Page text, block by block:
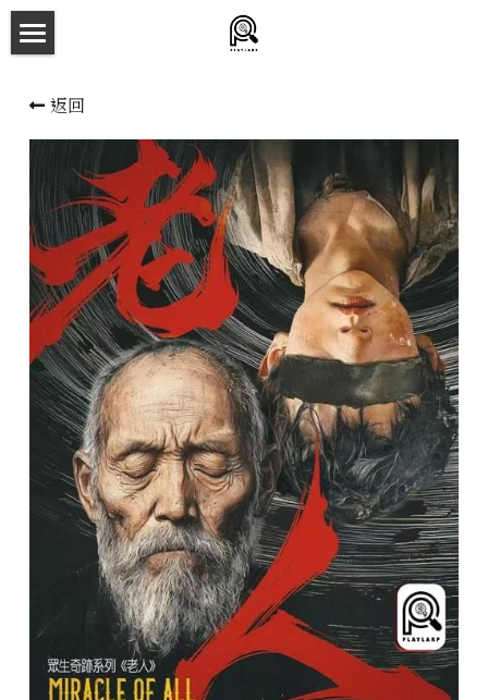
新本預告
主持人檔案
劇本相冊
拼團快團群組
劇本殺介紹
新手須知
預約方法
主題房間
會員優惠
學生優惠
主持/劇本招募
返回
商品分類
所有商品分類